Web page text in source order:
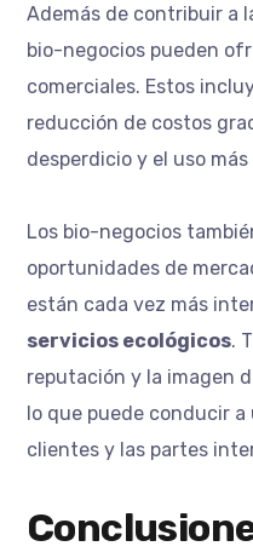
Además de contribuir a
bio-negocios pueden
comerciales. Estos
reducción de costos
desperdicio y el uso más
Los bio-negocios
oportunidades de
están cada vez más
servicios ecológicos.
reputación y la imagen
lo que puede conducir a
clientes y las partes